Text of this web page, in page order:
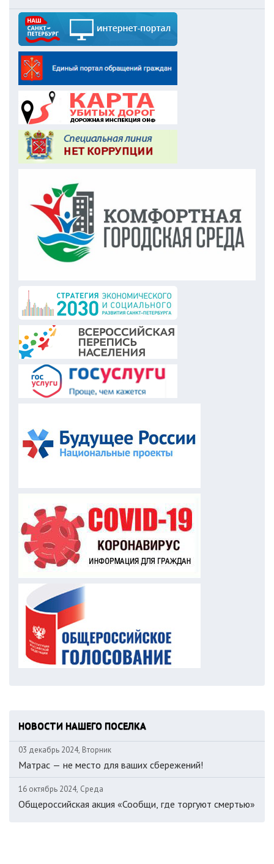
НОВОСТИ НАШЕГО ПОСЕЛКА
03 декабрь 2024, Вторник
Матрас — не место для ваших сбережений!
16 октябрь 2024, Среда
Общероссийская акция «Сообщи, где торгуют смертью»